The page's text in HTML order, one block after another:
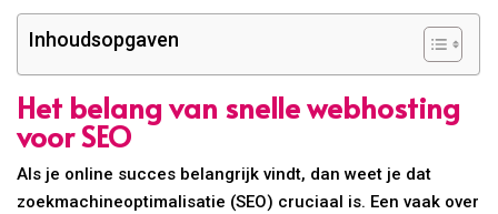
Inhoudsopgaven
Het belang van snelle webhosting
voor SEO
Als je online succes belangrijk vindt, dan weet je dat
zoekmachineoptimalisatie (SEO) cruciaal is. Een vaak over